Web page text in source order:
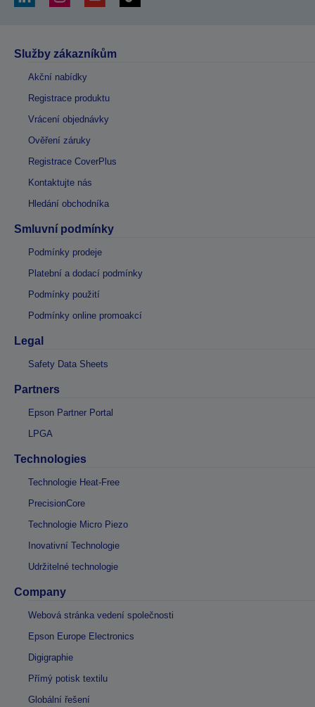
Služby zákazníkům
Akční nabídky
Registrace produktu
Vrácení objednávky
Ověření záruky
Registrace CoverPlus
Kontaktujte nás
Hledání obchodníka
Smluvní podmínky
Podmínky prodeje
Platební a dodací podmínky
Podmínky použití
Podmínky online promoakcí
Legal
Safety Data Sheets
Partners
Epson Partner Portal
LPGA
Technologies
Technologie Heat-Free
PrecisionCore
Technologie Micro Piezo
Inovativní Technologie
Udržitelné technologie
Company
Webová stránka vedení společnosti
Epson Europe Electronics
Digigraphie
Přímý potisk textilu
Globální řešení